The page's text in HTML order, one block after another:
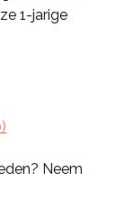
1-jarige
Neem